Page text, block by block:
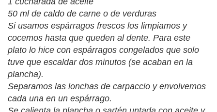
50 ml de caldo de carne o de verduras
Si usamos espárragos frescos los limpiamos y
cocemos hasta que queden al dente. Para este
plato lo hice con espárragos congelados que solo
tuve que escaldar dos minutos (se acaban en la
plancha).
Separamos las lonchas de carpaccio y envolvemos
cada una en un espárrago.